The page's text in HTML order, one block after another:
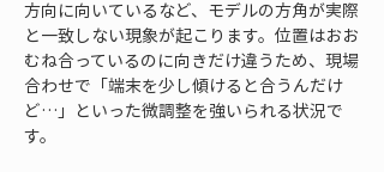
方向に向いているなど、モデルの方角が実際
と一致しない現象が起こります。位置はおお
むね合っているのに向きだけ違うため、現場
合わせで「端末を少し傾けると合うんだけ
ど…」といった微調整を強いられる状況で
す。